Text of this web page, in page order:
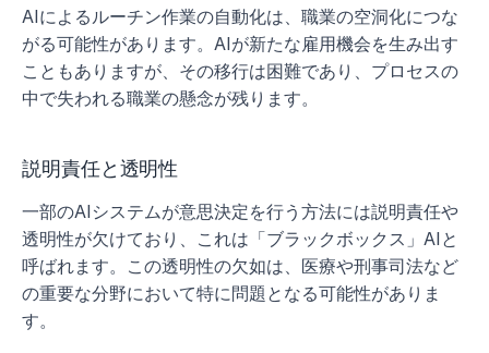
AIによるルーチン作業の自動化は、職業の空洞化につな
がる可能性があります。AIが新たな雇用機会を生み出す
こともありますが、その移行は困難であり、プロセスの
中で失われる職業の懸念が残ります。
説明責任と透明性
一部のAIシステムが意思決定を行う方法には説明責任や
透明性が欠けており、これは「ブラックボックス」AIと
呼ばれます。この透明性の欠如は、医療や刑事司法など
の重要な分野において特に問題となる可能性がありま
す。